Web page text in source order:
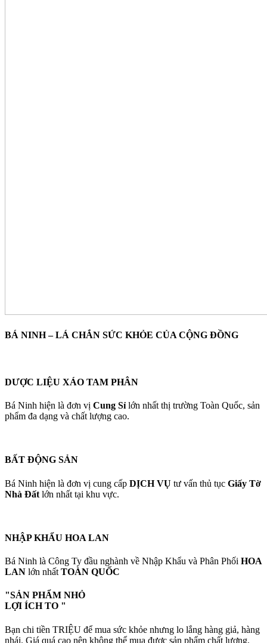
BÁ NINH– LÁ CHẮN SỨC KHỎE CỦA CỘNG ĐỒNG
DƯỢC LIỆU XÁO TAM PHÂN
Bá Ninh hiện là đơn vị Cung Sỉ lớn nhất thị trường Toàn Quốc, sản
phẩm đa dạng và chất lượng cao.
BẤT ĐỘNG SẢN
Bá Ninh hiện là đơn vị cung cấp DỊCH VỤ tư vấn thủ tục Giấy Tờ
Nhà Đất lớn nhất tại khu vực.
NHẬP KHẨU HOA LAN
Bá Ninh là Công Ty đầu nghành về Nhập Khẩu và Phân Phối HOA
LAN lớn nhất TOÀN QUỐC
"SẢN PHẨM NHỎ
LỢI ÍCH TO "
Bạn chi tiền TRIỆU để mua sức khỏe nhưng lo lắng hàng giả, hàng
nhái. Giá quá cao nên không thể mua được sản phẩm chất lượng.